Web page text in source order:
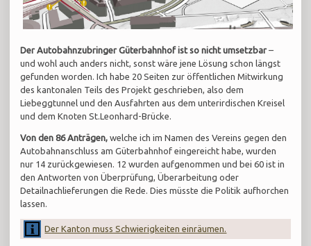
Der Autobahnzubringer Güterbahnhof ist so nicht umsetzbar –
und wohl auch anders nicht, sonst wäre jene Lösung schon längst
gefunden worden. Ich habe 20 Seiten zur öffentlichen Mitwirkung
des kantonalen Teils des Projekt geschrieben, also dem
Liebeggtunnel und den Ausfahrten aus dem unterirdischen Kreisel
und dem Knoten St.Leonhard-Brücke.
Von den 86 Anträgen, welche ich im Namen des Vereins gegen den
Autobahnanschluss am Güterbahnhof eingereicht habe, wurden
nur 14 zurückgewiesen. 12 wurden aufgenommen und bei 60 ist in
den Antworten von Überprüfung, Überarbeitung oder
Detailnachlieferungen die Rede. Dies müsste die Politik aufhorchen
lassen.
Der Kanton muss Schwierigkeiten einräumen.